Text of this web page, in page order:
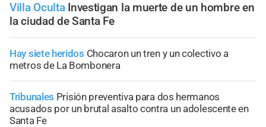
Villa Oculta Investigan la muerte de un hombre en
la ciudad de Santa Fe
Hay siete heridos Chocaron un tren y un colectivo a
metros de La Bombonera
Tribunales Prisión preventiva para dos hermanos
acusados por un brutal asalto contra un adolescente en
Santa Fe